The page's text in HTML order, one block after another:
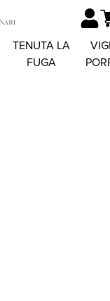
TENUTA LA
FUGA